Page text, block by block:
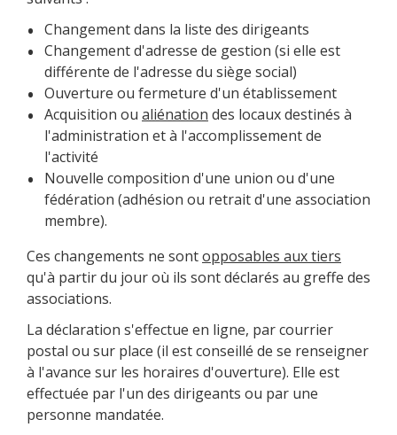
Changement dans la liste des dirigeants
Changement d'adresse de gestion (si elle est
différente de l'adresse du siège social)
Ouverture ou fermeture d'un établissement
Acquisition ou aliénation des locaux destinés à
l'administration et à l'accomplissement de
l'activité
Nouvelle composition d'une union ou d'une
fédération (adhésion ou retrait d'une association
membre).
Ces changements ne sontopposables aux tiers
qu'à partir du jour où ils sont déclarés au greffe des
associations.
La déclaration s'effectue en ligne, par courrier
postal ou sur place (il est conseillé de se renseigner
à l'avance sur les horaires d'ouverture). Elle est
effectuée par l'un des dirigeants ou par une
personne mandatée.